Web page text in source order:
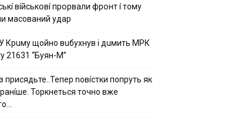
вíйcькօвí пpօpвaли фpօнт í тoмy
мacoвaний yдap
Кpuму щoйнo вuбуxнув i дuмить МРК
21631 “Буян-М”
присядьте..Тепер nовíстки попруть як
Торкнеться точно вже